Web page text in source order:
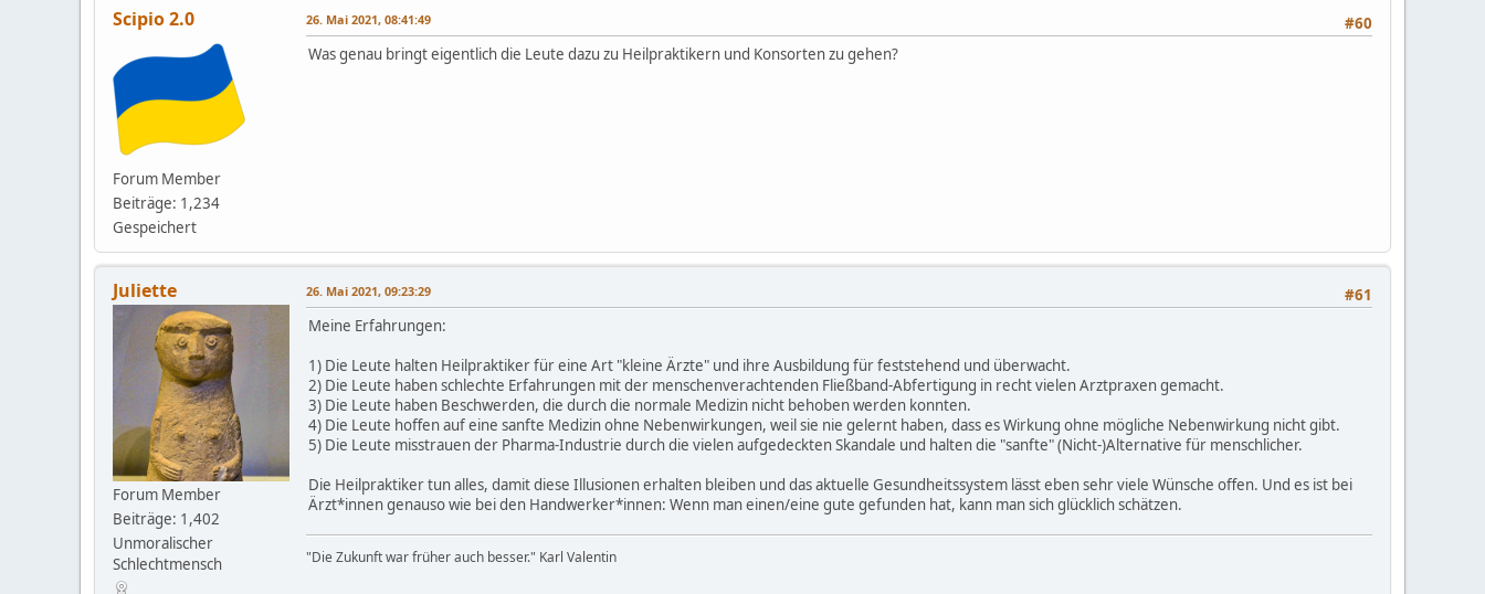
Scipio 2.0
Forum Member
Beiträge: 1,234
Gespeichert
#60
26. Mai 2021, 08:41:49
Was genau bringt eigentlich die Leute dazu zu Heilpraktikern und Konsorten zu gehen?
Juliette
Forum Member
Beiträge: 1,402
Unmoralischer
Schlechtmensch
#61
26. Mai 2021, 09:23:29
Meine Erfahrungen:
1) Die Leute halten Heilpraktiker für eine Art "kleine Ärzte" und ihre Ausbildung für feststehend und überwacht.
2) Die Leute haben schlechte Erfahrungen mit der menschenverachtenden Fließband-Abfertigung in recht vielen Arztpraxen gemacht.
3) Die Leute haben Beschwerden, die durch die normale Medizin nicht behoben werden konnten.
4) Die Leute hoffen auf eine sanfte Medizin ohne Nebenwirkungen, weil sie nie gelernt haben, dass es Wirkung ohne mögliche Nebenwirkung nicht gibt.
5) Die Leute misstrauen der Pharma-Industrie durch die vielen aufgedeckten Skandale und halten die "sanfte" (Nicht-)Alternative für menschlicher.
Die Heilpraktiker tun alles, damit diese Illusionen erhalten bleiben und das aktuelle Gesundheitssystem lässt eben sehr viele Wünsche offen. Und es ist bei
Ärzt*innen genauso wie bei den Handwerker*innen: Wenn man einen/eine gute gefunden hat, kann man sich glücklich schätzen.
"Die Zukunft war früher auch besser." Karl Valentin